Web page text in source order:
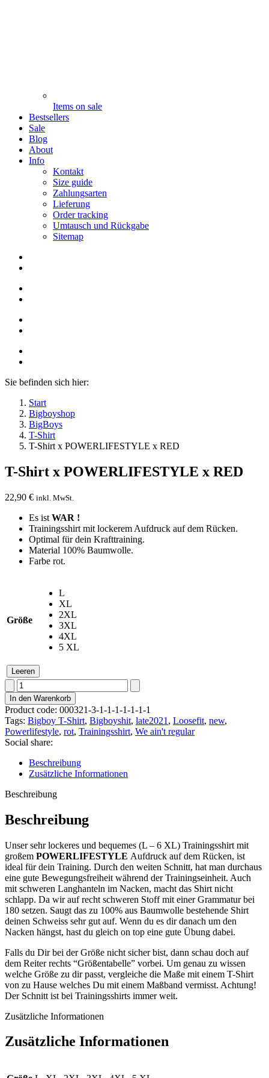
Items on sale
Bestsellers
Sale
Blog
About
Info
Kontakt
Size guide
Zahlungsarten
Lieferung
Order tracking
Umtausch und Rückgabe
Sitemap
Sie befinden sich hier:
Start
Bigboyshop
BigBoys
T-Shirt
T-Shirt x POWERLIFESTYLE x RED
T-Shirt x POWERLIFESTYLE x RED
22,90 € inkl. MwSt.
Es ist WAR !
Trainingsshirt mit lockerem Aufdruck auf dem Rücken.
Optimal für dein Krafttraining.
Material 100% Baumwolle.
Farbe rot.
Größe
L
XL
2XL
3XL
4XL
5 XL
Leeren
T-
Shirt
x
POWERLIFESTYLE
x
RED
Menge
In den Warenkorb
Product code: 000321-3-1-1-1-1-1-1-1
Tags: Bigboy T-Shirt, Bigboyshit, late2021 , Loosefit, new,
Powerlifestyle, rot, Trainingsshirt, We ain't regular
Social share:
Beschreibung
Zusätzliche Informationen
Beschreibung
Beschreibung
Unser sehr lockeres und bequemes (L – 6 XL) Trainingsshirt mit
großem POWERLIFESTYLE Aufdruck auf dem Rücken, ist
ideal für dein Training. Durch den weiten Schnitt, hat man durchaus
eine gute Bewegungsfreiheit während der Trainingseinheit. Auch
mit schweren Langhanteln im Nacken, macht das Shirt nicht
schlapp. Da wir auf recht schweren Stoff mit einer Grammatur bei
180 setzen. Saugt das zu 100% aus Baumwolle bestehende Shirt
deinen Schweiss sehr gut auf. Wenn du es dir danach um den
Nacken hängst, hast du gleich on top eine gute Übung dabei.
Falls du Dir bei der Größe nicht sicher bist, dann schau doch auf
dem Reiter rechts “Größentabelle” vorbei. Um genau zu wissen
welche Größe zu dir passt, vergleiche die Maße mit einem T-Shirt
von zu Hause welches Du mit einem Maßband vermisst. Achtung!
Der Schnitt ist bei Trainingsshirts immer weit.
Zusätzliche Informationen
Zusätzliche Informationen